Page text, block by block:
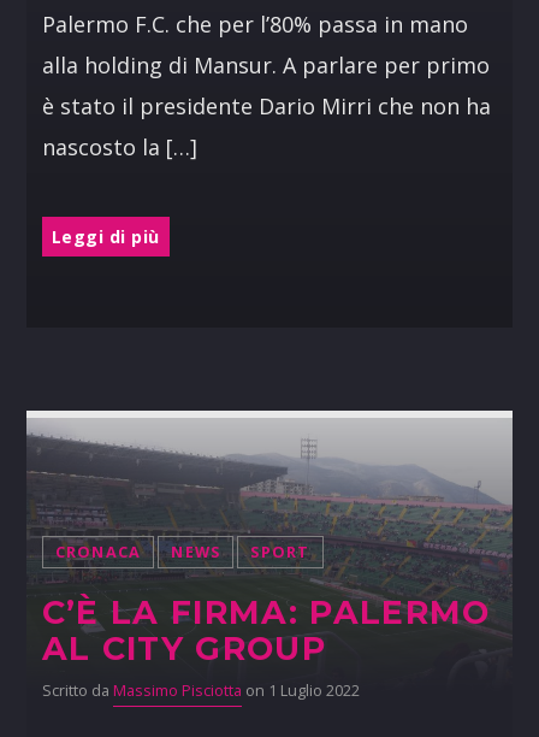
Palermo F.C. che per l’80% passa in mano
alla holding di Mansur. A parlare per primo
è stato il presidente Dario Mirri che non ha
nascosto la […]
Leggi di più
CRONACA NEWS SPORT
C’È LA FIRMA: PALERMO
AL CITY GROUP
Scritto da Massimo Pisciotta on 1 Luglio 2022